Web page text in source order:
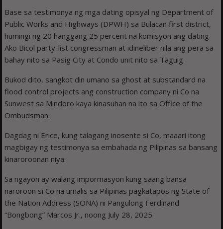
Base sa testimonya ng mga dating opisyal ng Department of
Public Works and Highways (DPWH) sa Bulacan first district,
humingi ng 20 hanggang 25 percent na komisyon ang dating
Ako Bicol party-list congressman at idineliber nila ang pera sa
bahay nito sa Pasig City at Condo unit nito sa Taguig.
Bukod dito, sangkot din umano sa ghost at substandard na
flood control projects ang construction company ni Co na
Sunwest sa Mindoro kaya kinasuhan na ito sa Office of the
Ombudsman.
Dagdag ni Erice, kung talagang inosente si Co, maaari itong
magbigay ng testimonya sa embahada ng Pilipinas sa bansang
kinaroroonan niya.
Sa ngayon ay walang impormasyon kung saang bansa
naroroon si Co na umalis sa Pilipinas pagkatapos ng State of
the Nation Address (SONA) ni Pangulong Ferdinand
“Bongbong” Marcos Jr., noong July 28, 2025.